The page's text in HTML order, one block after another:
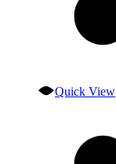
Quick View